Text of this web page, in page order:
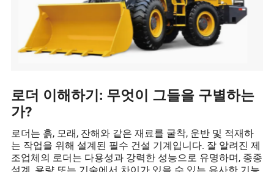
로더 이해하기: 무엇이 그들을 구별하는
가?
로더는 흙, 모래, 잔해와 같은 재료를 굴착, 운반 및 적재하
는 작업을 위해 설계된 필수 건설 기계입니다. 잘 알려진 제
조업체의 로더는 다용성과 강력한 성능으로 유명하며, 종종